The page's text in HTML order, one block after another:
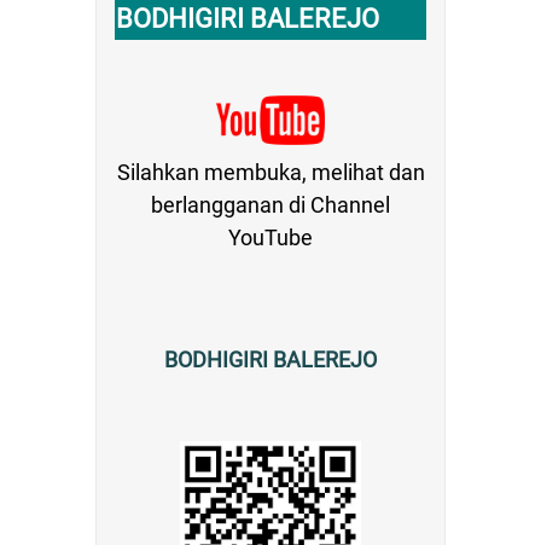
BODHIGIRI BALEREJO
Silahkan membuka, melihat dan
berlangganan di Channel
YouTube
BODHIGIRI BALEREJO